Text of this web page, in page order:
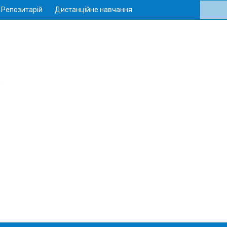
Репозитарій Дистанційне навчання